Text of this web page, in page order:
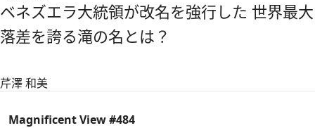
ベネズエラ大統領が改名を強行した 世界最大
落差を誇る滝の名とは？
芹澤 和美
Magnificent View #484